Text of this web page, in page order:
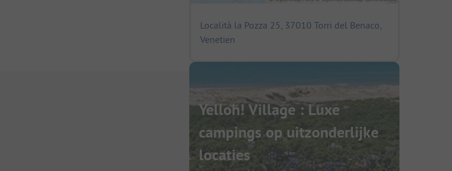
Località la Pozza 25, 37010 Torri del Benaco,
Venetien
Yelloh! Village : Luxe
campings op uitzonderlijke
locaties